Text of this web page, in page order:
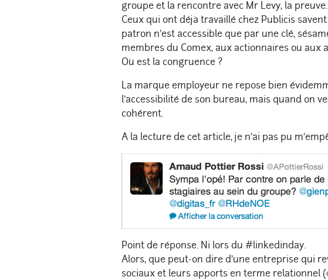
groupe et la rencontre avec Mr Levy, la preuve.
Ceux qui ont déjà travaillé chez Publicis
patron n’est accessible que par une clé,
membres du Comex, aux actionnaires ou aux
Où est la congruence ?
La marque employeur ne repose bien
l’accessibilité de son bureau, mais quand on
cohérent.
A la lecture de cet article, je n’ai pas pu
Point de réponse. Ni lors du #linkedinday.
Alors, que peut-on dire d’une entreprise qui
sociaux et leurs apports en terme relationnel